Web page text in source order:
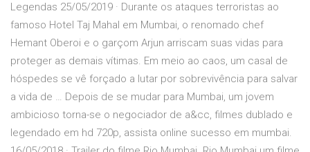
Legendas 25/05/2019 · Durante os ataques terroristas ao
famoso Hotel Taj Mahal em Mumbai, o renomado chef
Hemant Oberoi e o garçom Arjun arriscam suas vidas para
proteger as demais vítimas. Em meio ao caos, um casal de
hóspedes se vê forçado a lutar por sobrevivência para salvar
a vida de … Depois de se mudar para Mumbai, um jovem
ambicioso torna-se o negociador de a&cc, filmes dublado e
legendado em hd 720p, assista online sucesso em mumbai.